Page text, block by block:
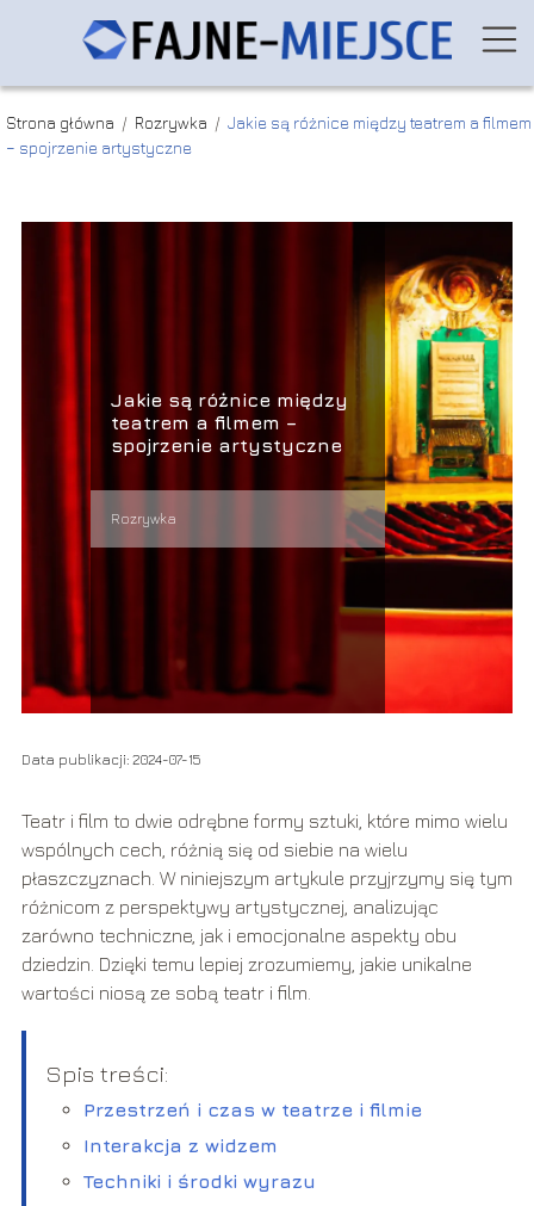
Strona główna / Rozrywka / Jakie są różnice między teatrem a filmem
– spojrzenie artystyczne
Jakie są różnice między
teatrem a filmem –
spojrzenie artystyczne
Rozrywka
Data publikacji: 2024-07-15
Teatr i film to dwie odrębne formy sztuki, które mimo wielu
wspólnych cech, różnią się od siebie na wielu
płaszczyznach. W niniejszym artykule przyjrzymy się tym
różnicom z perspektywy artystycznej, analizując
zarówno techniczne, jak i emocjonalne aspekty obu
dziedzin. Dzięki temu lepiej zrozumiemy, jakie unikalne
wartości niosą ze sobą teatr i film.
Spis treści:
Przestrzeń i czas w teatrze i filmie
Interakcja z widzem
Techniki i środki wyrazu